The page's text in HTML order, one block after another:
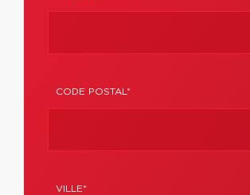
CODE POSTAL*
VILLE*